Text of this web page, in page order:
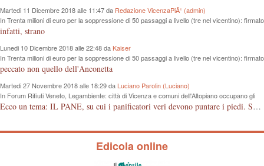
Martedi 11 Dicembre 2018 alle 11:47 da Redazione VicenzaPiÃ¹ (admin)
In Trenta milioni di euro per la soppressione di 50 passaggi a livello (tre nel vicentino): firmato
protocollo d’intesa tra Regione e Rfi
infatti, strano
Lunedi 10 Dicembre 2018 alle 22:48 daKaiser
In Trenta milioni di euro per la soppressione di 50 passaggi a livello (tre nel vicentino): firmato
protocollo d’intesa tra Regione e Rfi
peccato non quello dell'Anconetta
Martedi 27 Novembre 2018 alle 18:29 da Luciano Parolin (Luciano)
In Forum Rifiuti Veneto, Legambiente: città di Vicenza e comuni dell'Altopiano occupano gli
ultimi posti nella raccolta differenziata
Ecco un tema: IL PANE, su cui i panificatori veri devono puntare i piedi. Se il pane è fresco vuol dire di giornata. Il consumatore deve avere la garanzia dell'acquisto, il controllo deve avvenire anche da parte delle associazioni di categoria che devono proteggere gli artigiani onesti, anche se pagato qualcosa in più. Grazie.
Edicola online